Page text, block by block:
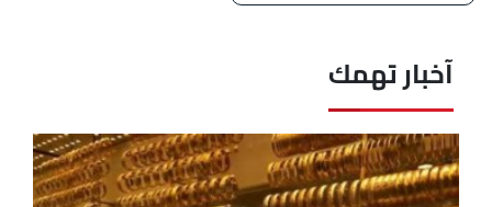
آخبار تهمك